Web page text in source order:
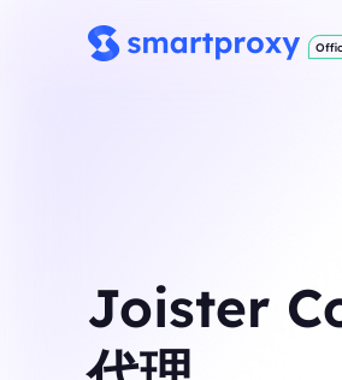
Joister